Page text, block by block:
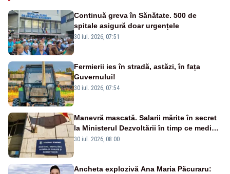
Continuă greva în Sănătate. 500 de
spitale asigură doar urgențele
30 iul. 2026, 07:51
Fermierii ies în stradă, astăzi, în fața
Guvernului!
30 iul. 2026, 07:54
Manevră mascată. Salarii mărite în secret
la Ministerul Dezvoltării în timp ce medicii
ies în stradă
30 iul. 2026, 08:00
Ancheta explozivă Ana Maria Păcuraru: